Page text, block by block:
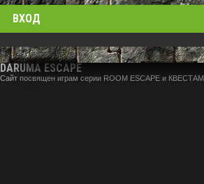
ВХОД
DARUMA ESCAPE
Сайт посвящен играм серии ROOM ESCAPE и КВЕСТАМ